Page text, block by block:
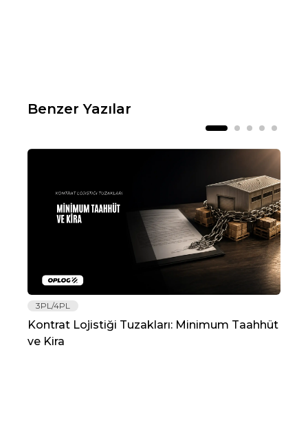
Benzer Yazılar
3PL/4PL
Kontrat Lojistiği Tuzakları: Minimum Taahhüt
ve Kira